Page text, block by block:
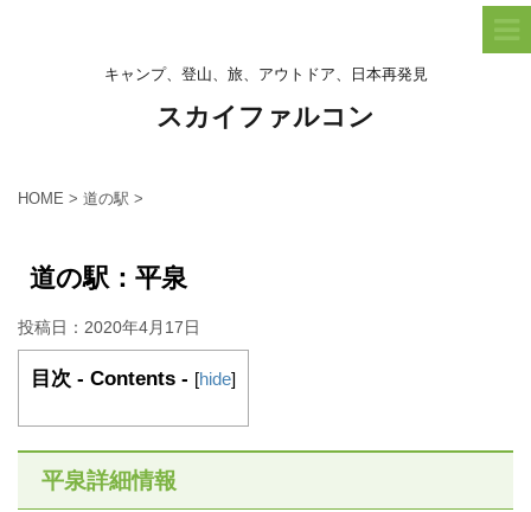
キャンプ、登山、旅、アウトドア、日本再発見
スカイファルコン
HOME > 道の駅 >
道の駅：平泉
投稿日： 2020年4月17日
目次 - Contents - [hide]
平泉詳細情報